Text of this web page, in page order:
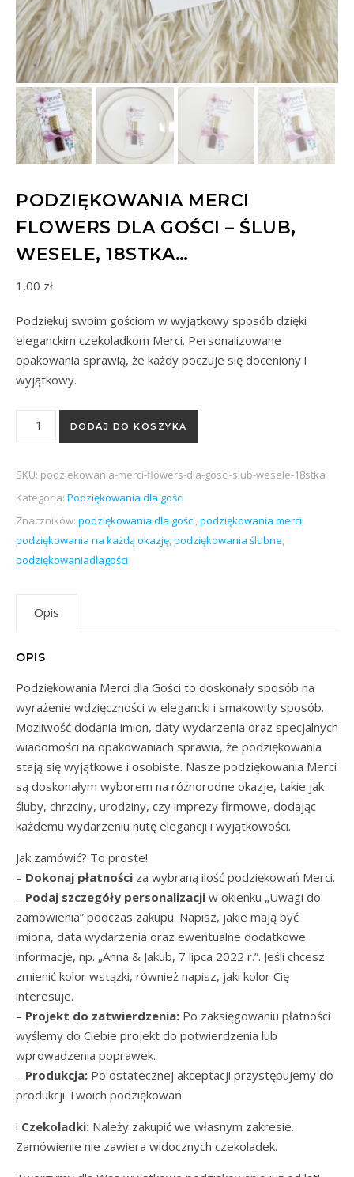
PODZIĘKOWANIA MERCI
FLOWERS DLA GOŚCI – ŚLUB,
WESELE, 18STKA…
1,00 zł
Podziękuj swoim gościom w wyjątkowy sposób dzięki
eleganckim czekoladkom Merci. Personalizowane
opakowania sprawią, że każdy poczuje się doceniony i
wyjątkowy.
ilość Podziękowania MERCI flowers dla gości – ślub, wesele,
DODAJ DO KOSZYKA
SKU: podziekowania-merci-flowers-dla-gosci-slub-wesele-18stka
Kategoria: Podziękowania dla gości
Znaczników: podziękowania dla gości,podziękowania merci,
podziękowania na każdą okazję,podziękowania ślubne,
podziękowaniadlagości
Opis
OPIS
Podziękowania Merci dla Gości to doskonały sposób na
wyrażenie wdzięczności w elegancki i smakowity sposób.
Możliwość dodania imion, daty wydarzenia oraz specjalnych
wiadomości na opakowaniach sprawia, że podziękowania
stają się wyjątkowe i osobiste. Nasze podziękowania Merci
są doskonałym wyborem na różnorodne okazje, takie jak
śluby, chrzciny, urodziny, czy imprezy firmowe, dodając
każdemu wydarzeniu nutę elegancji i wyjątkowości.
Jak zamówić? To proste!
– Dokonaj płatności za wybraną ilość podziękowań Merci.
– Podaj szczegóły personalizacji w okienku „Uwagi do
zamówienia” podczas zakupu. Napisz, jakie mają być
imiona, data wydarzenia oraz ewentualne dodatkowe
informacje, np. „Anna & Jakub, 7 lipca 2022 r.”. Jeśli chcesz
zmienić kolor wstążki, również napisz, jaki kolor Cię
interesuje.
– Projekt do zatwierdzenia: Po zaksięgowaniu płatności
wyślemy do Ciebie projekt do potwierdzenia lub
wprowadzenia poprawek.
– Produkcja: Po ostatecznej akceptacji przystępujemy do
produkcji Twoich podziękowań.
! Czekoladki: Należy zakupić we własnym zakresie.
Zamówienie nie zawiera widocznych czekoladek.